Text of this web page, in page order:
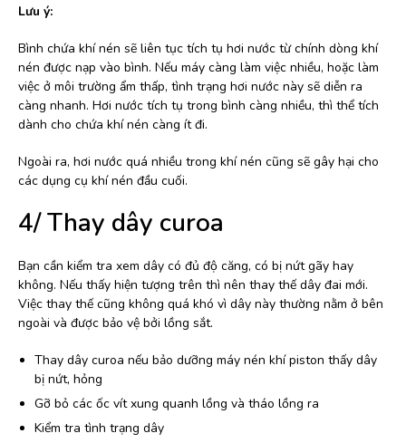
Lưu ý:
Bình chứa khí nén sẽ liên tục tích tụ hơi nước từ chính dòng khí
nén được nạp vào bình. Nếu máy càng làm việc nhiều, hoặc làm
việc ở môi trường ẩm thấp, tình trạng hơi nước này sẽ diễn ra
càng nhanh. Hơi nước tích tụ trong bình càng nhiều, thì thể tích
dành cho chứa khí nén càng ít đi.
Ngoài ra, hơi nước quá nhiều trong khí nén cũng sẽ gây hại cho
các dụng cụ khí nén đầu cuối.
4/ Thay dây curoa
Bạn cần kiểm tra xem dây có đủ độ căng, có bị nứt gãy hay
không. Nếu thấy hiện tượng trên thì nên thay thế dây đai mới.
Việc thay thế cũng không quá khó vì dây này thường nằm ở bên
ngoài và được bảo vệ bởi lồng sắt.
Thay dây curoa nếu bảo dưỡng máy nén khí piston thấy dây
bị nứt, hỏng
Gỡ bỏ các ốc vít xung quanh lồng và tháo lồng ra
Kiểm tra tình trạng dây